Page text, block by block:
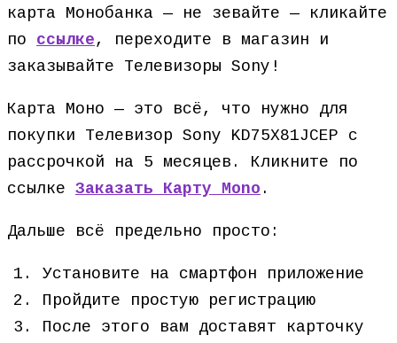
карта Монобанка — не зевайте — кликайте
по ссылке, переходите в магазин и
заказывайте Телевизоры Sony!
Карта Моно — это всё, что нужно для
покупки Телевизор Sony KD75X81JCEP с
рассрочкой на 5 месяцев. Кликните по
ссылке Заказать Карту Mono .
Дальше всё предельно просто:
Установите на смартфон приложение
Пройдите простую регистрацию
После этого вам доставят карточку